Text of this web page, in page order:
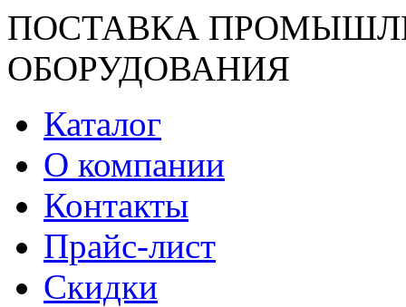
ПОСТАВКА
ОБОРУДОВАНИЯ
Каталог
О компании
Контакты
Прайс-лист
Скидки